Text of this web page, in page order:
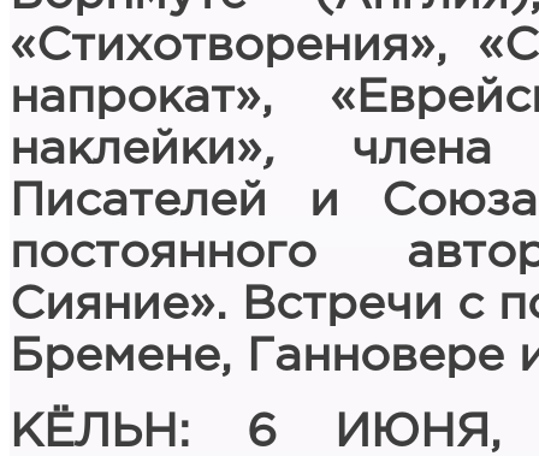
«Стихотворения»,
напрокат»,
наклейки»,
Писателей и
постоянного
Сияние». Встречи с
Бремене, Ганновере
КЁЛЬН: 6 ИЮНЯ,